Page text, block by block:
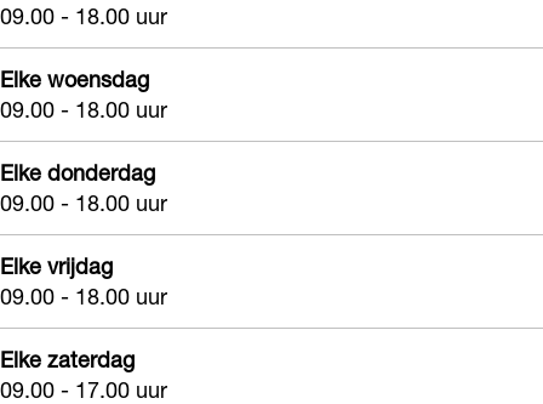
09.00 - 18.00 uur
Elke woensdag
09.00 - 18.00 uur
Elke donderdag
09.00 - 18.00 uur
Elke vrijdag
09.00 - 18.00 uur
Elke zaterdag
09.00 - 17.00 uur